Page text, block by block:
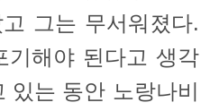
그는 무서워졌다.
기해야 된다고 생각
있는 동안 노랑나비